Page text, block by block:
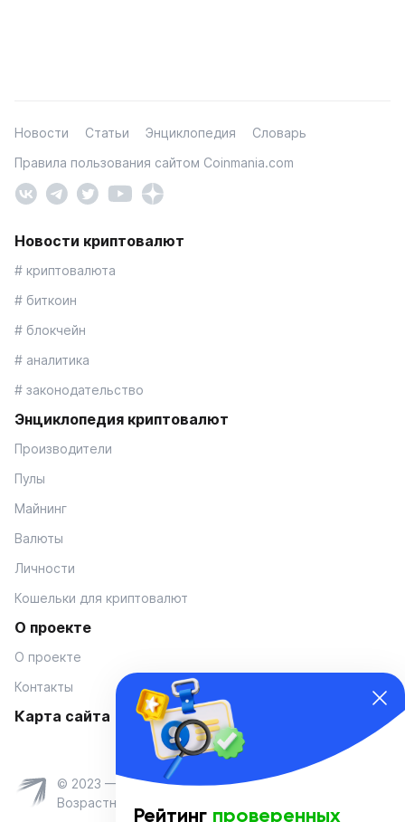
Новости Статьи Энциклопедия
Словарь
Правила пользования сайтом Coinmania.com
Новости криптовалют
# криптовалюта
# биткоин
# блокчейн
# аналитика
# законодательство
Энциклопедия криптовалют
Производители
Пулы
Майнинг
Валюты
Личности
Кошельки для криптовалют
О проекте
О проекте
Контакты
Карта сайта
© 2023 — Coinmania
Возрастное ограничение 16+
Рейтинг проверенных